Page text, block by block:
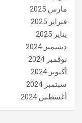
مارس 2025
فبراير 2025
يناير 2025
ديسمبر 2024
نوفمبر 2024
أكتوبر 2024
سبتمبر 2024
أغسطس 2024